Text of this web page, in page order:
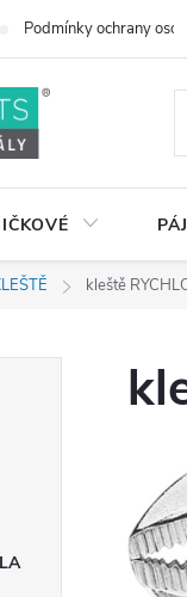
Podmínky ochrany
kleště